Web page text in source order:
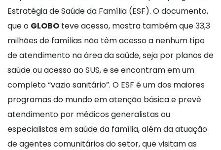
Estratégia de Saúde da Família (ESF). O documento,
que o GLOBO teve acesso, mostra também que 33,3
milhões de famílias não têm acesso a nenhum tipo
de atendimento na área da saúde, seja por planos de
saúde ou acesso ao SUS, e se encontram em um
completo “vazio sanitário”. O ESF é um dos maiores
programas do mundo em atenção básica e prevê
atendimento por médicos generalistas ou
especialistas em saúde da família, além da atuação
de agentes comunitários do setor, que visitam as